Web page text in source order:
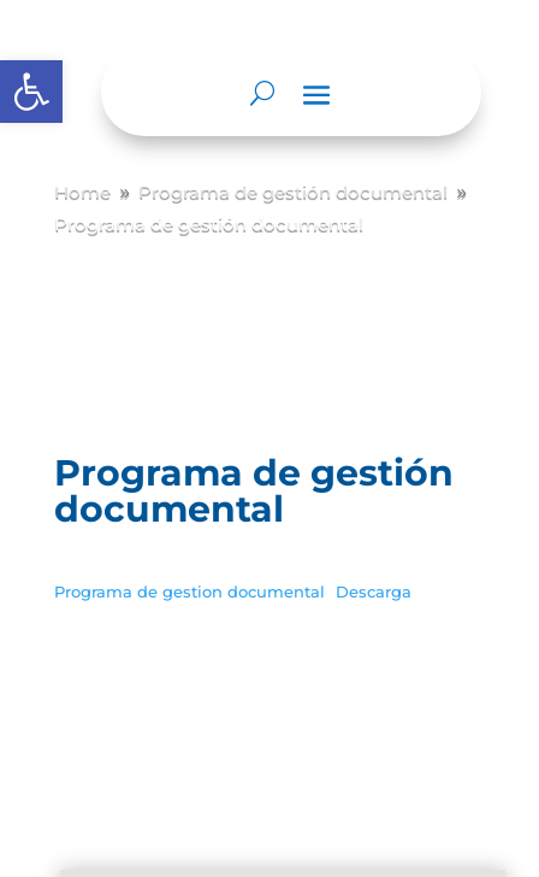
Abrir barra de herramientas
Home 9 Programa de gestión documental 9
Programa de gestión documental
Programa de gestión
documental
Programa de gestion documental Descarga